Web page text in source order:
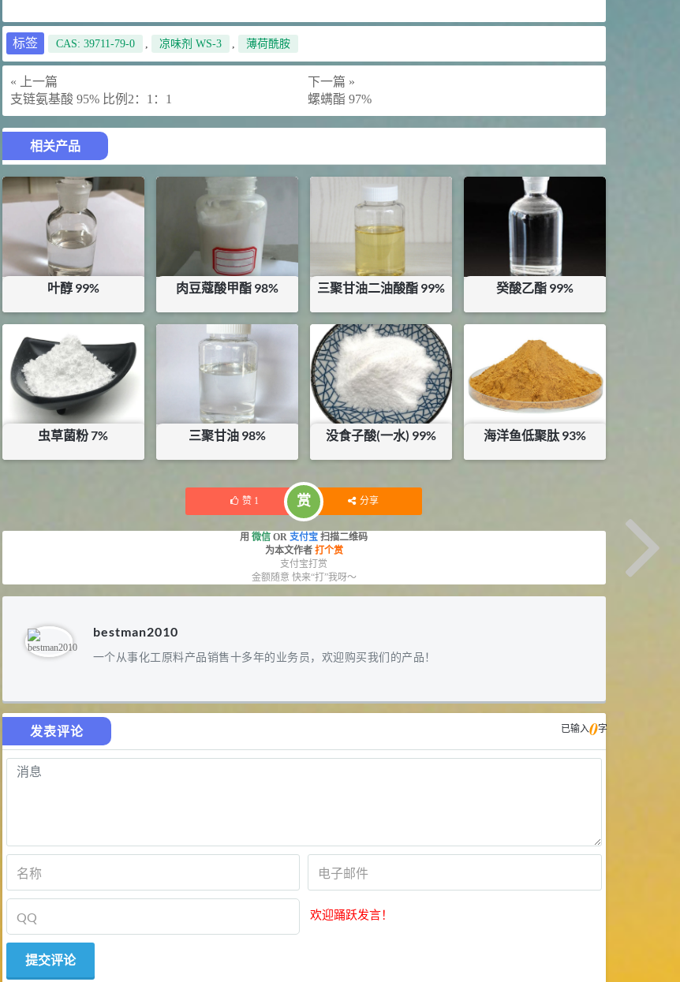
标签 CAS: 39711-79-0 , 凉味剂 WS-3 , 薄荷酰胺
« 上一篇
支链氨基酸 95% 比例2：1：1
下一篇 »
螺螨酯 97%
相关产品
叶醇 99%
¥550
库存：0.03
肉豆蔻酸甲酯 98%
¥60
库存：85KG
三聚甘油二油酸酯 99%
¥ 32
库存：22.3KG
癸酸乙酯 99%
¥55
库存：65.945
虫草菌粉 7% 三聚甘油 98% 没食子酸(一水) 99%
库存：0KG
海洋鱼低聚肽 93%
赞 1 赏 分享
用 微信 OR 支付宝 扫描二维码
为本文作者 打个赏
支付宝打赏
金额随意 快来“打”我呀～
bestman2010
一个从事化工原料产品销售十多年的业务员，欢迎购买我们的产品！
发表评论 已输入0字
欢迎踊跃发言！
69.6 6
S-羧甲基-L-半胱氨酸(羧甲司坦)
98.5%
2021-05-30 化工原料
27 7 抗氧剂BHT 99.5%
浏览量 - 1.64w
2021-05-25 食品添加剂原料
8 D-异抗坏血酸钠 98%
浏览量 - 1.55w
2021-05-25 食品添加剂原料
475 9 硬脂富马酸钠 99%
浏览量 - 1.54w
2021-06-19
10 DL-蛋氨酸 99%
浏览量 - 1.48w